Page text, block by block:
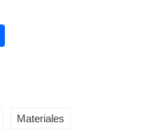
Materiales